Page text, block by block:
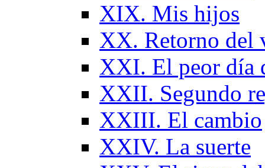
XIX. Mis hijos
XX. Retorno del
XXI. El peor día
XXII. Segundo
XXIII. El cambio
XXIV. La suerte